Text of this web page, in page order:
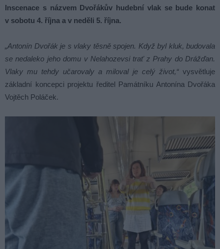
Inscenace s názvem Dvořákův hudební vlak se bude konat
v sobotu 4. října a v neděli 5. října.
„Antonín Dvořák je s vlaky těsně spojen. Když byl kluk, budovala
se nedaleko jeho domu v Nelahozevsi trať z Prahy do Drážďan.
Vlaky mu tehdy učarovaly a miloval je celý život,“ vysvětluje
základní koncepci projektu ředitel Památníku Antonína Dvořáka
Vojtěch Poláček.